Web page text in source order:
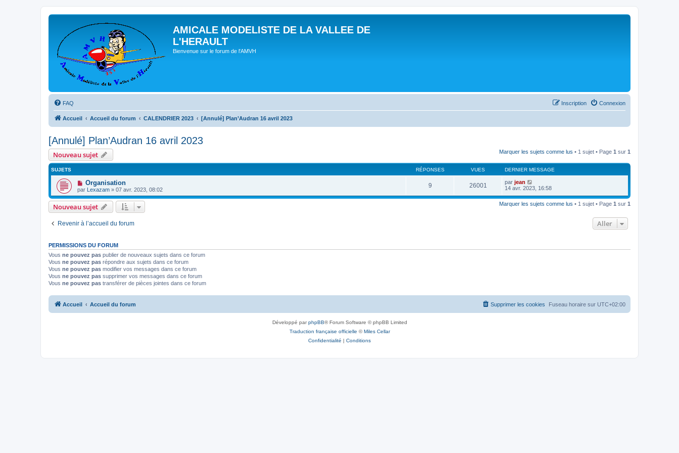
AMICALE MODELISTE DE LA VALLEE DE
L'HERAULT
Bienvenue sur le forum de l'AMVH
FAQ Connexion
Inscription
Accueil Accueil du forum CALENDRIER 2023 [Annulé] Plan’Audran 16 avril 2023
[Annulé] Plan’Audran 16 avril 2023
Nouveau sujet Marquer les sujets comme lus • 1 sujet • Page 1 sur 1
SUJETS RÉPONSES VUES DERNIER MESSAGE
Organisation
par Lexazam » 07 avr. 2023, 08:02
9 26001 par jean
14 avr. 2023, 16:58
Nouveau sujet Marquer les sujets comme lus • 1 sujet • Page 1 sur 1
Revenir à l’accueil du forum Aller
PERMISSIONS DU FORUM
Vous ne pouvez pas publier de nouveaux sujets dans ce forum
Vous ne pouvez pas répondre aux sujets dans ce forum
Vous ne pouvez pas modifier vos messages dans ce forum
Vous ne pouvez pas supprimer vos messages dans ce forum
Vous ne pouvez pas transférer de pièces jointes dans ce forum
Accueil Accueil du forum Fuseau horaire sur UTC+02:00
Supprimer les cookies
Développé parphpBB® Forum Software © phpBB Limited
Traduction française officielle ©Miles Cellar
Confidentialité | Conditions